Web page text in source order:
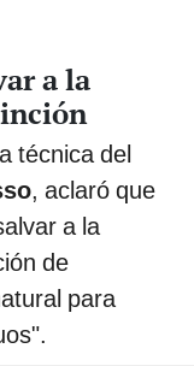
a la
técnica del
, aclaró que
a la
de
para